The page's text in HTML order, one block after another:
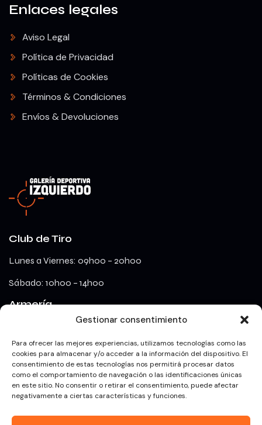
Gestionar consentimiento
Para ofrecer las mejores experiencias, utilizamos tecnologías como las
cookies para almacenar y/o acceder a la información del dispositivo. El
consentimiento de estas tecnologías nos permitirá procesar datos
como el comportamiento de navegación o las identificaciones únicas
en este sitio. No consentir o retirar el consentimiento, puede afectar
negativamente a ciertas características y funciones.
Club de Tiro
Lunes a Viernes: 09h00 – 20h00
Sábado: 10h00 – 14h00
Armería
lunes a viernes: 09h00 – 18h00
Redes Sociales
Enlaces legales
Aviso Legal
Política de Privacidad
Políticas de Cookies
Términos & Condiciones
Envíos & Devoluciones